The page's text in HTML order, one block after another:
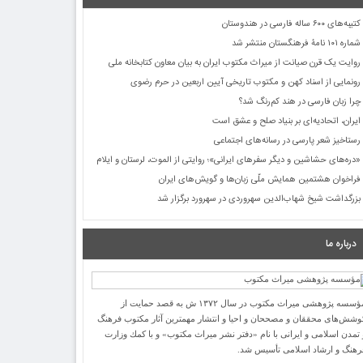
کتیبه‌های ۶۰۰ ساله فارسی در هندوستان
شماره ۱۰۱ نامۀ فرهنگستان منتشر شد
روایت یک قرن صیانت از میراث مکتوب ایران به بیان معاون کتابخانه ملی
رونمایی از اسناد کهن و مکتوب تاریخی آیین اربعین در حرم رضوی
چرا زبان فارسی در هند کم‌رنگ شد؟
ایران، اتحادیه‌ای بر بنیاد صلح و عشق است
رستاخیز شعر پارسی در رسانه‌های اجتماعی
«دره‌های حشاشین و دیگر سفرهای ایرانی»؛ روایتی از الموت، لرستان و ایلام
فراخوان هشتمین همایش ملّی زبان‌ها و گویش‌های ایران
بزرگداشت شیخ شهاب‌الدین سهروردی در سهرورد برگزار شد
درباره ما
مؤسسه پژوهشی میراث مكتوب در سال ۱۳۷۲ ش به قصد حمایت از
محققان و مصححان و احیا و انتشار مهمترین آثار مكتوب فرهنگ
تمدن اسلامی و ایرانی با نام «دفتر نشر میراث مكتوب» و با كمك وزارت
و ارشاد اسلامی تأسیس شد.